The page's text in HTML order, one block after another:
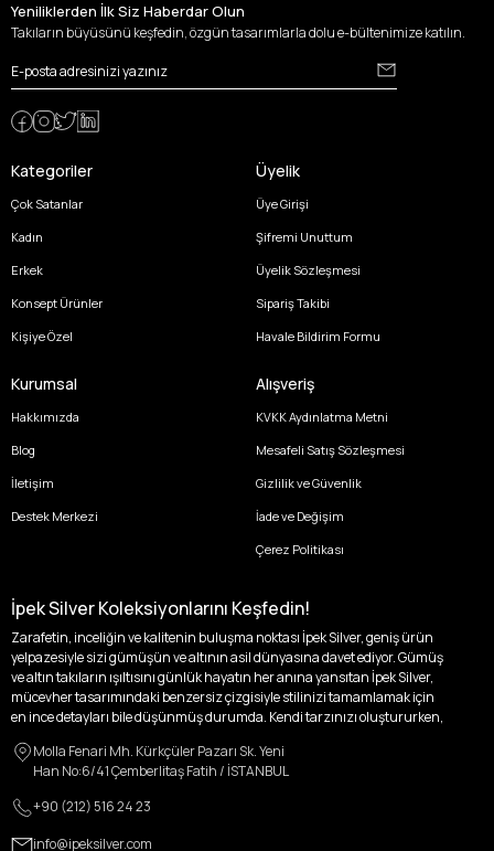
Yeniliklerden İlk Siz Haberdar Olun
Takıların büyüsünü keşfedin, özgün tasarımlarla dolu e-bültenimize katılın.
Kategoriler
Çok Satanlar
Kadın
Erkek
Konsept Ürünler
Kişiye Özel
Üyelik
Üye Girişi
Şifremi Unuttum
Üyelik Sözleşmesi
Sipariş Takibi
Havale Bildirim Formu
Kurumsal
Hakkımızda
Blog
İletişim
Destek Merkezi
Alışveriş
KVKK Aydınlatma Metni
Mesafeli Satış Sözleşmesi
Gizlilik ve Güvenlik
İade ve Değişim
Çerez Politikası
İpek Silver Koleksiyonlarını Keşfedin!
Zarafetin, inceliğin ve kalitenin buluşma noktası İpek Silver, geniş ürün
yelpazesiyle sizi gümüşün ve altının asil dünyasına davet ediyor. Gümüş
ve altın takıların ışıltısını günlük hayatın her anına yansıtan İpek Silver,
mücevher tasarımındaki benzersiz çizgisiyle stilinizi tamamlamak için
en ince detayları bile düşünmüş durumda. Kendi tarzınızı oluştururken,
özgünlüğünüzü ön plana çıkaracak tasarımlarımızla tanışın.
İpek Silver’da her bir parça, sizin benzersiz hikayenizi anlatıyor. İster
kendinizi ifade etmek için özel bir parça arayışında olun, ister
sevdiklerinize unutulmaz bir hediye vermek isteyin, her zevke ve her anı
Molla Fenari Mh. Kürkçüler Pazarı Sk. Yeni
Han No:6/41 Çemberlitaş Fatih / İSTANBUL
+90 (212) 516 24 23
info@ipeksilver.com